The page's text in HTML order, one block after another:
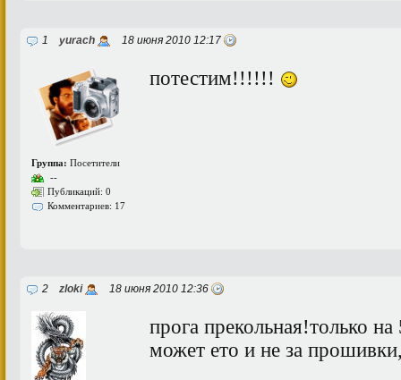
1 yurach 18 июня 2010 12:17
Группа: Посетители
--
Публикаций: 0
Комментариев: 17
потестим!!!!!!
2 zloki 18 июня 2010 12:36
прога прекольная!только
может ето и не за